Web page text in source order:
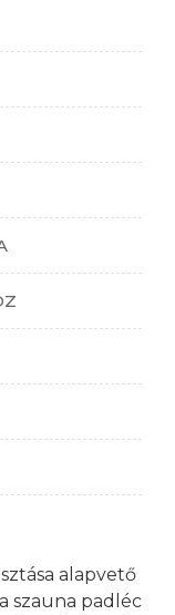
alapvető
szauna padléc